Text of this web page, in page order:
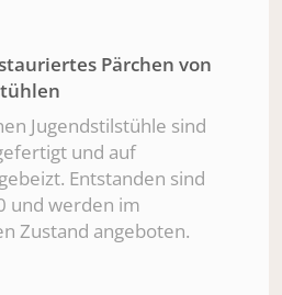
Pärchen von
Jugendstilstühle sind
und auf
Entstanden sind
und werden im
Zustand angeboten.